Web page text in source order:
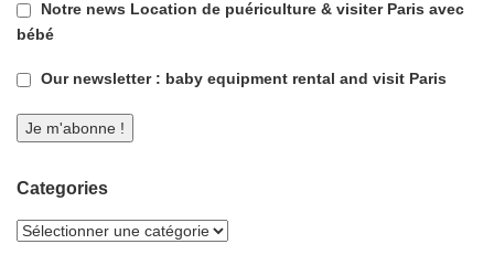
Notre news Location de puériculture & visiter Paris avec
bébé
Our newsletter : baby equipment rental and visit Paris
Categories